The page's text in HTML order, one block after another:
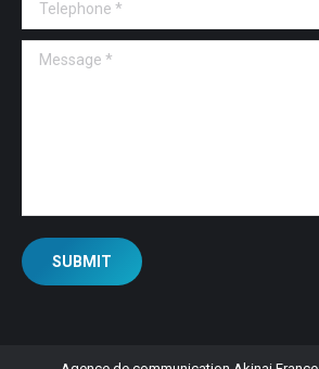
Message *
SUBMIT